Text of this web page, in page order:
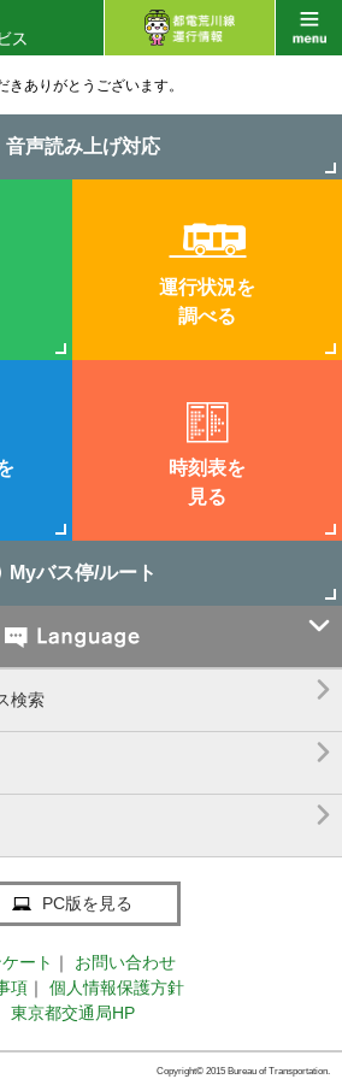
ありがとうございます。
音声読み上げ対応
運行状況を
調べる
時刻表を
見る
Myバス停/ルート

検索 


PC版を見る
ート ｜
お問い合わせ
項 ｜
個人情報保護方針
東京都交通局HP
Copyright© 2015 Bureau of Transportation.